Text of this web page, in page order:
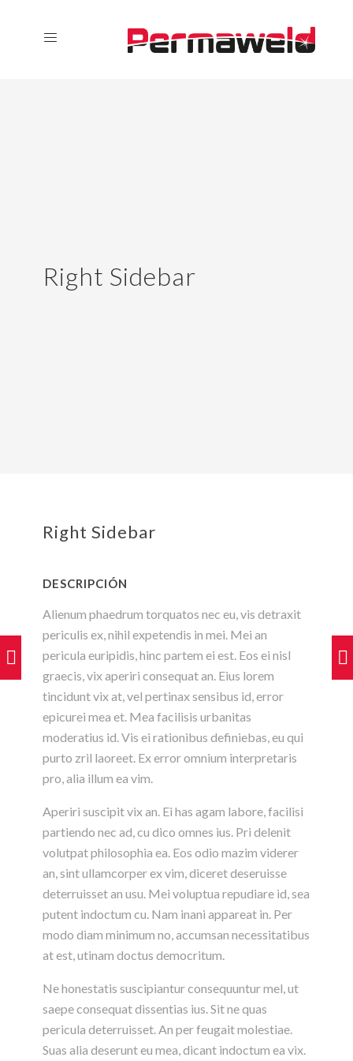
Right Sidebar
Right Sidebar
DESCRIPCIÓN
Alienum phaedrum torquatos nec eu, vis detraxit
periculis ex, nihil expetendis in mei. Mei an
pericula euripidis, hinc partem ei est. Eos ei nisl
graecis, vix aperiri consequat an. Eius lorem
tincidunt vix at, vel pertinax sensibus id, error
epicurei mea et. Mea facilisis urbanitas
moderatius id. Vis ei rationibus definiebas, eu qui
purto zril laoreet. Ex error omnium interpretaris
pro, alia illum ea vim.
Aperiri suscipit vix an. Ei has agam labore, facilisi
partiendo nec ad, cu dico omnes ius. Pri delenit
volutpat philosophia ea. Eos odio mazim viderer
an, sint ullamcorper ex vim, diceret deseruisse
deterruisset an usu. Mei voluptua repudiare id, sea
putent indoctum cu. Nam inani appareat in. Per
modo diam minimum no, accumsan necessitatibus
at est, utinam doctus democritum.
Ne honestatis suscipiantur consequuntur mel, ut
saepe consequat dissentias ius. Sit ne quas
pericula deterruisset. An per feugait molestiae.
Suas alia deserunt eu mea, dicant indoctum ea vix.